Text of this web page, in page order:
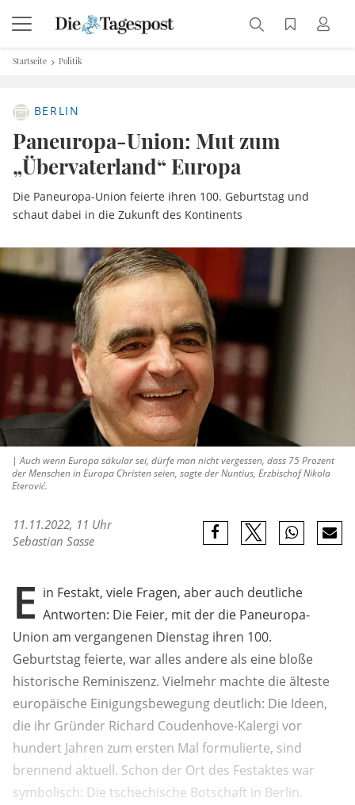
Startseite Politik
BERLIN
Paneuropa-Union: Mut zum
„Übervaterland“ Europa
Die Paneuropa-Union feierte ihren 100. Geburtstag und
schaut dabei in die Zukunft des Kontinents
| Auch wenn Europa säkular sei, dürfe man nicht vergessen, dass 75 Prozent
der Menschen in Europa Christen seien, sagte der Nuntius, Erzbischof Nikola
Eterović.
11.11.2022, 11 Uhr
Sebastian Sasse
E in Festakt, viele Fragen, aber auch deutliche
Antworten: Die Feier, mit der die Paneuropa-
Union am vergangenen Dienstag ihren 100.
Geburtstag feierte, war alles andere als eine bloße
historische Reminiszenz. Vielmehr machte die älteste
europäische Einigungsbewegung deutlich: Die Ideen,
die ihr Gründer Richard Coudenhove-Kalergi vor
hundert Jahren zum ersten Mal formulierte, sind
brennend aktuell. Schon der Ort des Festaktes war
symbolisch: Die tschechische Botschaft in Berlin.